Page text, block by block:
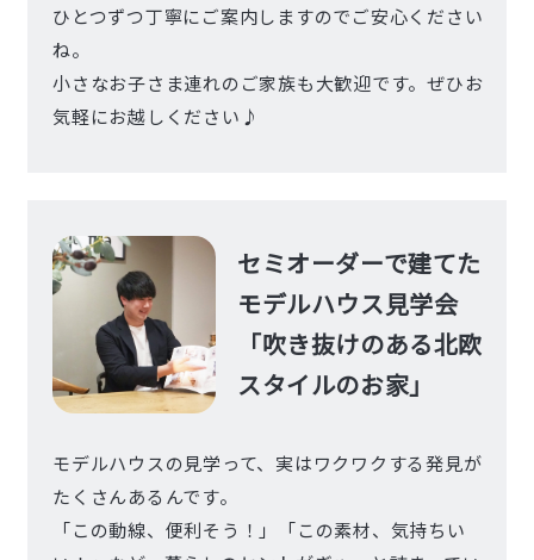
ひとつずつ丁寧にご案内しますのでご安心ください
ね。
小さなお子さま連れのご家族も大歓迎です。ぜひお
気軽にお越しください♪
セミオーダーで建てた
モデルハウス見学会
「吹き抜けのある北欧
スタイルのお家」
モデルハウスの見学って、実はワクワクする発見が
たくさんあるんです。
「この動線、便利そう！」「この素材、気持ちい